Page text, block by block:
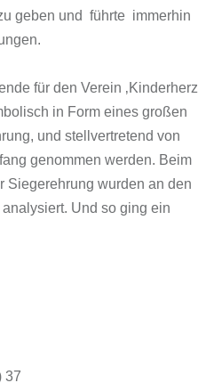
geben und führte immerhin
für den Verein ‚Kinderherz
in Form eines großen
und stellvertretend von
genommen werden. Beim
Siegerehrung wurden an den
Und so ging ein
37